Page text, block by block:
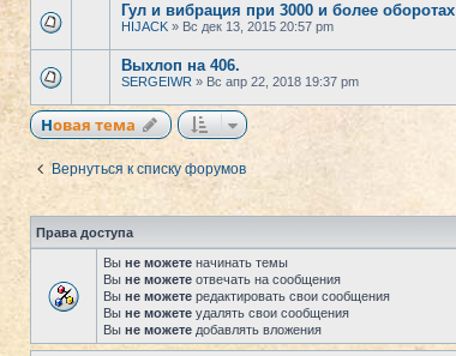
Гул и вибрация при 3000 и более оборотах
HIJACK » Вс дек 13, 2015 20:57 pm
Выхлоп на 406.
SERGEIWR » Вс апр 22, 2018 19:37 pm
Новая тема
Вернуться к списку форумов
Права доступа
Вы не можете начинать темы
Вы не можете отвечать на сообщения
Вы не можете редактировать свои сообщения
Вы не можете удалять свои сообщения
Вы не можете добавлять вложения